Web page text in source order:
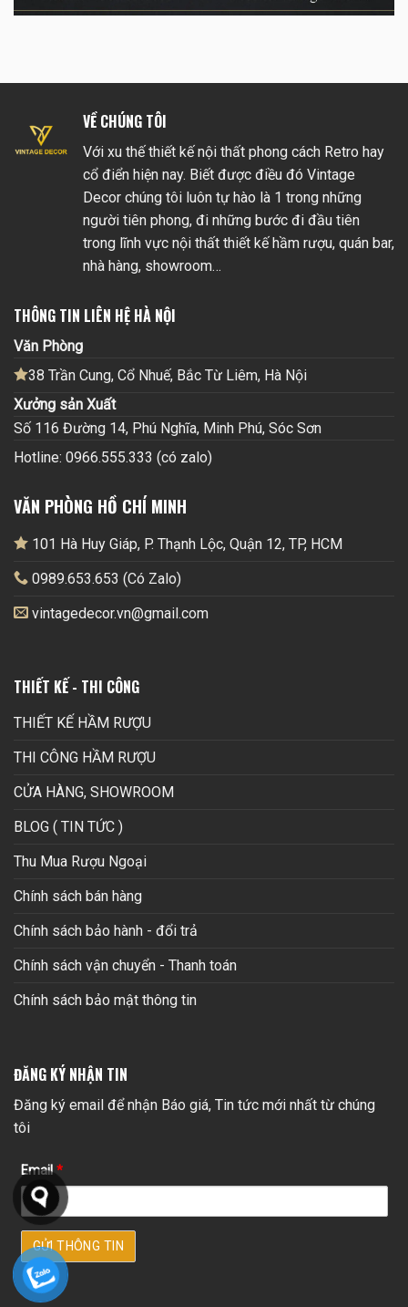
VỀ CHÚNG TÔI
Với xu thế thiết kế nội thất phong cách Retro hay
cổ điển hiện nay. Biết được điều đó Vintage
Decor chúng tôi luôn tự hào là 1 trong những
người tiên phong, đi những bước đi đầu tiên
trong lĩnh vực nội thất thiết kế hầm rượu, quán bar,
nhà hàng, showroom…
THÔNG TIN LIÊN HỆ HÀ NỘI
Văn Phòng
38 Trần Cung, Cổ Nhuế, Bắc Từ Liêm, Hà Nội
Xưởng sản Xuất
Số 116 Đường 14, Phú Nghĩa, Minh Phú, Sóc Sơn
Hotline: 0966.555.333 (có zalo)
VĂN PHÒNG HỒ CHÍ MINH
101 Hà Huy Giáp, P. Thạnh Lộc, Quận 12, TP, HCM
0989.653.653 (Có Zalo)
vintagedecor.vn@gmail.com
THIẾT KẾ - THI CÔNG
THIẾT KẾ HẦM RƯỢU
THI CÔNG HẦM RƯỢU
CỬA HÀNG, SHOWROOM
BLOG ( TIN TỨC )
Thu Mua Rượu Ngoại
Chính sách bán hàng
Chính sách bảo hành - đổi trả
Chính sách vận chuyển - Thanh toán
Chính sách bảo mật thông tin
ĐĂNG KÝ NHẬN TIN
Đăng ký email để nhận Báo giá, Tin tức mới nhất từ chúng
tôi
Email*